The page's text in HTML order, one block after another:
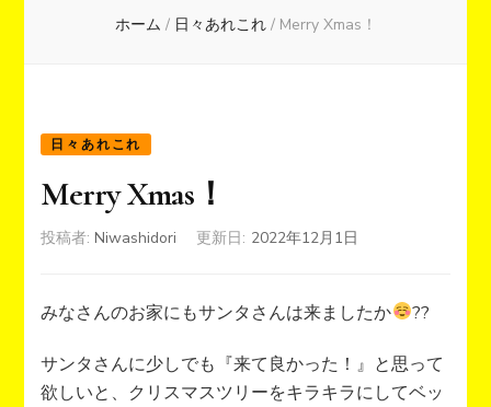
ホーム / 日々あれこれ / Merry Xmas！
日々あれこれ
Merry Xmas！
投稿者:Niwashidori 更新日: 2022年12月1日
みなさんのお家にもサンタさんは来ましたか ??
サンタさんに少しでも『来て良かった！』と思って
欲しいと、クリスマスツリーをキラキラにしてベッ